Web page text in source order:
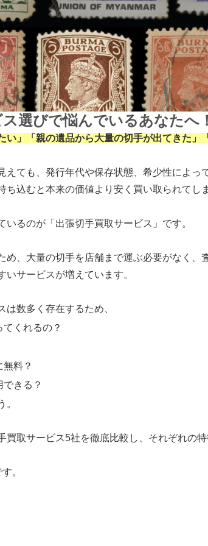
選びで悩んでいるあなたへ
い」「親の遺品から大量の切手が出てきた
えても、発行年代や保存状態、希少性によ
ち込むと本来の価値より安く買い取られてし
いるのが「出張切手買取サービス」です。
め、大量の切手を店舗まで運ぶ必要がなく
サービスが増えています。
数多く存在するため、
くれるの？
料？
きる？
。
買取サービス5社を徹底比較し、それぞれの
。